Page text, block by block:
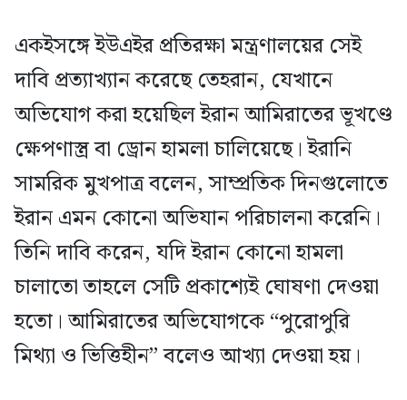
একইসঙ্গে ইউএইর প্রতিরক্ষা মন্ত্রণালয়ের সেই
দাবি প্রত্যাখ্যান করেছে তেহরান, যেখানে
অভিযোগ করা হয়েছিল ইরান আমিরাতের ভূখণ্ডে
ক্ষেপণাস্ত্র বা ড্রোন হামলা চালিয়েছে। ইরানি
সামরিক মুখপাত্র বলেন, সাম্প্রতিক দিনগুলোতে
ইরান এমন কোনো অভিযান পরিচালনা করেনি।
তিনি দাবি করেন, যদি ইরান কোনো হামলা
চালাতো তাহলে সেটি প্রকাশ্যেই ঘোষণা দেওয়া
হতো। আমিরাতের অভিযোগকে “পুরোপুরি
মিথ্যা ও ভিত্তিহীন” বলেও আখ্যা দেওয়া হয়।